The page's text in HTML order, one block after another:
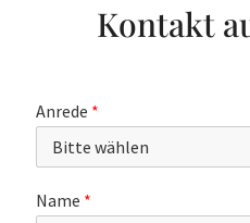
Kontakt
Anrede *
Name *